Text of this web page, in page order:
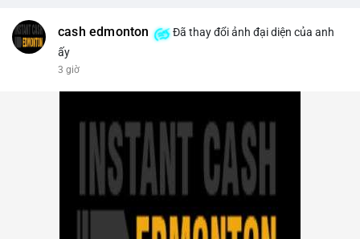
tháng. NEAR giảm 4,1% xuống 1,5910 USD, chịu áp lực bán
mạnh.
tượng. Trump Media hủy thỏa thuận kho dự trữ CRO trị giá
nhiều tỷ USD, khiến CRO giảm mạnh.
- Tổ chức & Công nghệ: Bybit khởi kiện Triều Tiên và Lazarus
Group vụ hack 1,5 tỷ USD, đã nhận lệnh đóng băng tài sản.
Circle mở rộng USDC lên OKX qua X Layer. BitGo IPO thành
công ở mức 18 USD/cổ phiếu, định giá 2 tỷ USD.
cash edmonton
Đã thay đổi ảnh đại diện của anh
ấy
3 giờ